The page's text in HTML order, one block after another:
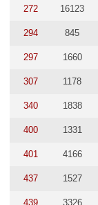
272 16123
294 845
297 1660
307 1178
340 1838
400 1331
401 4166
437 1527
439 3326